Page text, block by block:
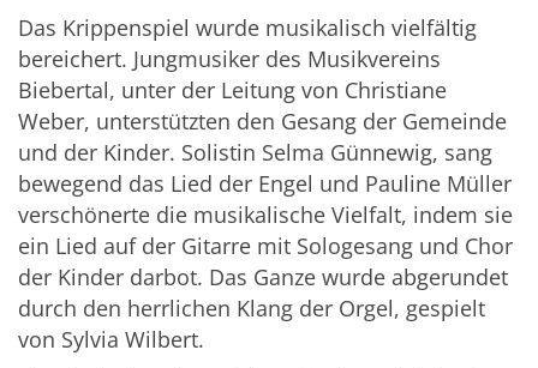
Das Krippenspiel wurde musikalisch vielfältig
bereichert. Jungmusiker des Musikvereins
Biebertal, unter der Leitung von Christiane
Weber, unterstützten den Gesang der Gemeinde
und der Kinder. Solistin Selma Günnewig, sang
bewegend das Lied der Engel und Pauline Müller
verschönerte die musikalische Vielfalt, indem sie
ein Lied auf der Gitarre mit Sologesang und Chor
der Kinder darbot. Das Ganze wurde abgerundet
durch den herrlichen Klang der Orgel, gespielt
von Sylvia Wilbert.